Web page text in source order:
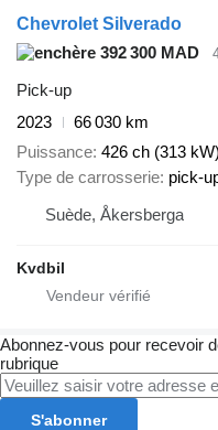
Chevrolet Silverado
392 300 MAD
Pick-up
2023
66 030 km
Puissance 426 ch (313 kW)
Type de carrosserie pick-
Suède, Åkersberga
Kvdbil
Abonnez-vous pour recevoir
rubrique
S'abonner